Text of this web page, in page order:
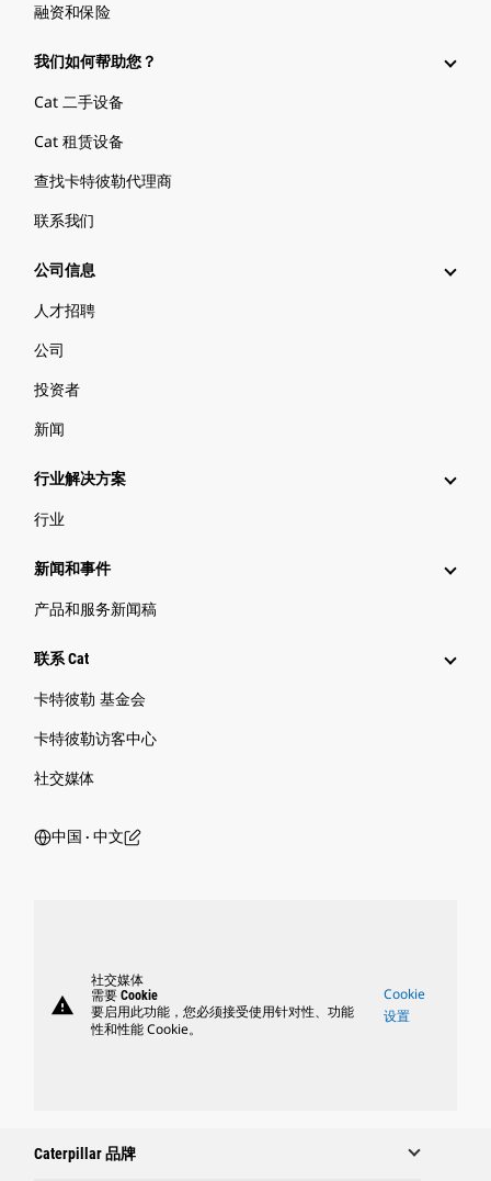
融资和保险
我们如何帮助您？
Cat 二手设备
Cat 租赁设备
查找卡特彼勒代理商
联系我们
公司信息
人才招聘
公司
投资者
新闻
行业解决方案
行业
新闻和事件
产品和服务新闻稿
联系 Cat
卡特彼勒 基金会
卡特彼勒访客中心
社交媒体
中国 ‧ 中文
warning
社交媒体
需要 Cookie
要启用此功能，您必须接受使用针对性、功能
性和性能 Cookie。
Cookie
设置
Caterpillar 品牌